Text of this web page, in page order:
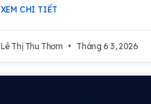
XEM CHI TIẾT
Lê Thị Thu Thơm Tháng 6 3, 2026